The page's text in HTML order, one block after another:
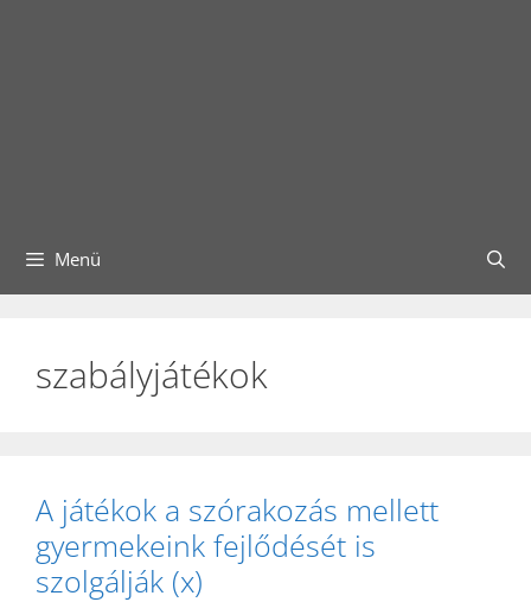
Menü
szabályjátékok
A játékok a szórakozás mellett
gyermekeink fejlődését is
szolgálják (x)